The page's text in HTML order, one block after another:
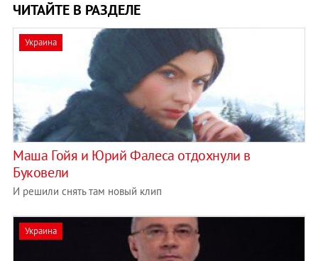
ЧИТАЙТЕ В РАЗДЕЛЕ
Украина
Маша Гойя и Юрий Фалеса отдохнули в
Буковели
И решили снять там новый клип
Украина